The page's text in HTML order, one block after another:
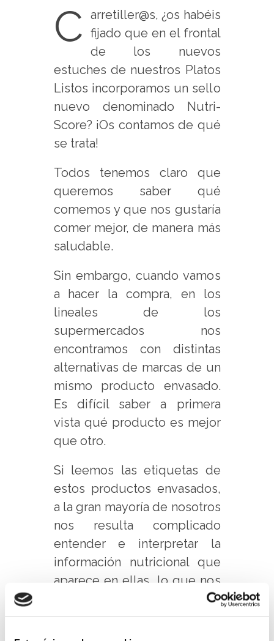
C arretiller@s, ¿os habéis
fijado que en el frontal
de los nuevos
estuches de nuestros Platos
Listos incorporamos un sello
nuevo denominado Nutri-
Score? ¡Os contamos de qué
se trata!
Todos tenemos claro que
queremos saber qué
comemos y que nos gustaría
comer mejor, de manera más
saludable.
Sin embargo, cuando vamos
a hacer la compra, en los
lineales de los
supermercados nos
encontramos con distintas
alternativas de marcas de un
mismo producto envasado.
Es difícil saber a primera
vista qué producto es mejor
que otro.
Si leemos las etiquetas de
estos productos envasados,
a la gran mayoría de nosotros
nos resulta complicado
entender e interpretar la
información nutricional que
aparece en ellas, lo que nos
dificulta la tarea de elegir la
opción más saludable o más